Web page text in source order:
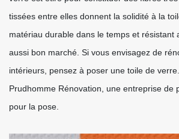
tissées entre elles donnent la solidité à la
matériau durable dans le temps et résistant
aussi bon marché. Si vous envisagez de
intérieurs, pensez à poser une toile de
Prudhomme Rénovation, une entreprise de
pour la pose.